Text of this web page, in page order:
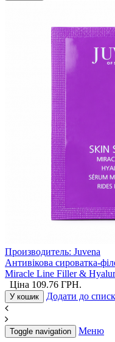
Производитель: Juvena
Антивікова сироватка-
Miracle Line Filler &
Ціна 109.76 ГРН.
У кошик Додати до
Toggle navigation Меню